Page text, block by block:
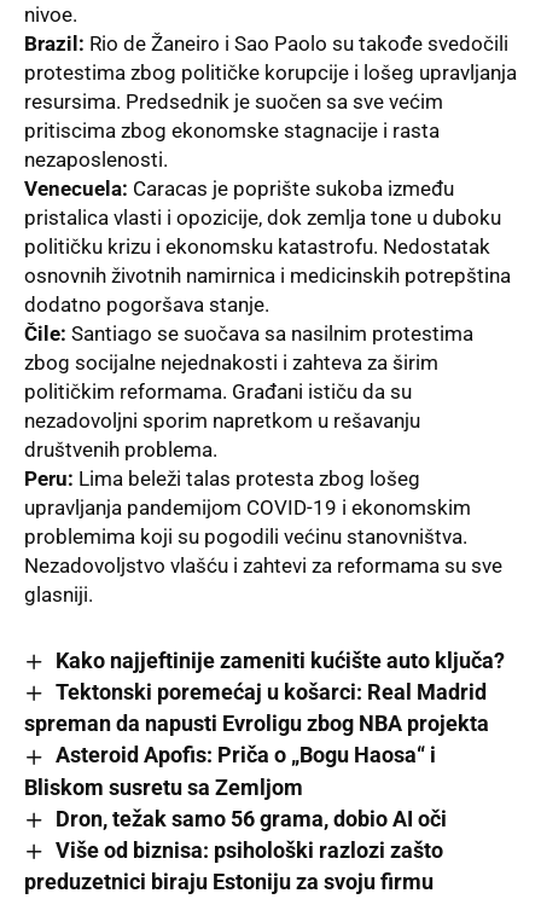
nivoe.
Brazil: Rio de Žaneiro i Sao Paolo su takođe svedočili
protestima zbog političke korupcije i lošeg upravljanja
resursima. Predsednik je suočen sa sve većim
pritiscima zbog ekonomske stagnacije i rasta
nezaposlenosti.
Venecuela: Caracas je poprište sukoba između
pristalica vlasti i opozicije, dok zemlja tone u duboku
političku krizu i ekonomsku katastrofu. Nedostatak
osnovnih životnih namirnica i medicinskih potrepština
dodatno pogoršava stanje.
Čile: Santiago se suočava sa nasilnim protestima
zbog socijalne nejednakosti i zahteva za širim
političkim reformama. Građani ističu da su
nezadovoljni sporim napretkom u rešavanju
društvenih problema.
Peru: Lima beleži talas protesta zbog lošeg
upravljanja pandemijom COVID-19 i ekonomskim
problemima koji su pogodili većinu stanovništva.
Nezadovoljstvo vlašću i zahtevi za reformama su sve
glasniji.
Kako najjeftinije zameniti kućište auto ključa?
Tektonski poremećaj u košarci: Real Madrid
spreman da napusti Evroligu zbog NBA projekta
Asteroid Apofis: Priča o „Bogu Haosa“ i
Bliskom susretu sa Zemljom
Dron, težak samo 56 grama, dobio AI oči
Više od biznisa: psihološki razlozi zašto
preduzetnici biraju Estoniju za svoju firmu